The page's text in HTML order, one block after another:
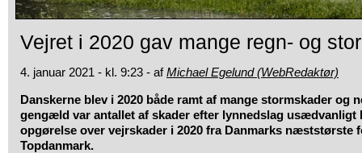
Vejret i 2020 gav mange regn- og
4. januar 2021 - kl. 9:23 - afMichael Egelund (WebRedaktør)
Danskerne blev i 2020 både ramt af mange stormskader og
gengæld var antallet af skader efter lynnedslag usædvanligt
opgørelse over vejrskader i 2020 fra Danmarks næststørste
Topdanmark.